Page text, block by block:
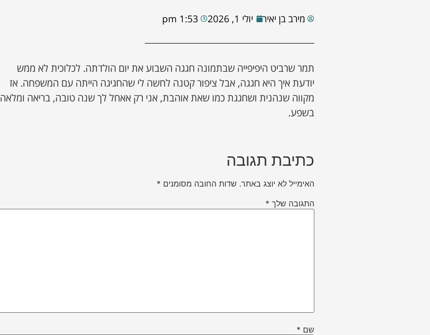
מירב בן יאיר יולי 1, 2026 1:53 pm
תמר שרביט היפיפייה שבתמונה חגגה השבוע את יום הולדתה. לכלוכית לא ממש
יודעת איך היא חגגה, אבל ציפור קטנה לחשה לי שהחגיגה הייתה עם המשפחה. אז
מקווה שנהנית ושחגגת כמו שאת אוהבת, אני רק אאחל לך שנה טובה, בריאה ומלאה
בשפע.
כתיבת תגובה
האימייל לא יוצג באתר. שדות החובה מסומנים *
התגובה שלך *
שם *